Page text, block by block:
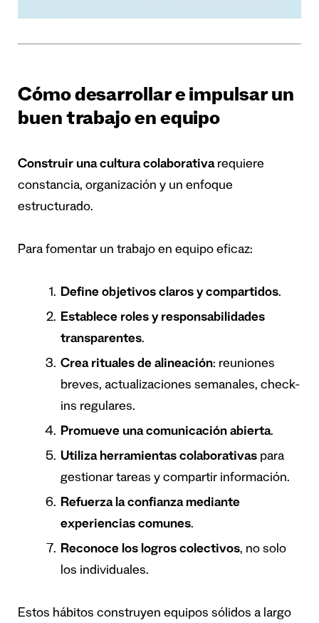
Cómo desarrollar e impulsar un
buen trabajo en equipo
Construir una cultura colaborativarequiere
constancia, organización y un enfoque
estructurado.
Para fomentar un trabajo en equipo eficaz:
Define objetivos claros y compartidos.
Establece roles y responsabilidades
transparentes.
Crea rituales de alineación: reuniones
breves, actualizaciones semanales, check-
ins regulares.
Promueve una comunicación abierta.
Utiliza herramientas colaborativas para
gestionar tareas y compartir información.
Refuerza la confianza mediante
experiencias comunes.
Reconoce los logros colectivos, no solo
los individuales.
Estos hábitos construyen equipos sólidos a largo